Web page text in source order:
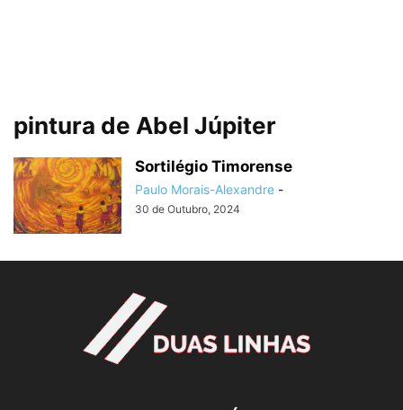
pintura de Abel Júpiter
Sortilégio Timorense
Paulo Morais-Alexandre -
30 de Outubro, 2024